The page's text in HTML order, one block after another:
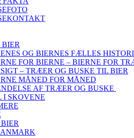
OG BIERNES FÆLLES
FOR BIERNE – BIERNE FOR
– TRÆER OG BUSKE TIL BIER
MÅNED FOR MÅNED
AF TRÆER OG BUSKE
I SKOVENE